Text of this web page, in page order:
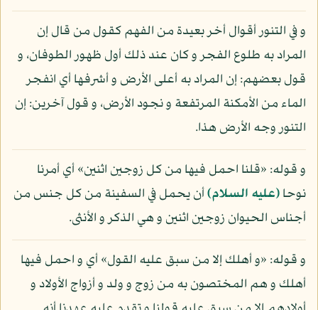
و في التنور أقوال أخر بعيدة من الفهم كقول من قال إن
المراد به طلوع الفجر و كان عند ذلك أول ظهور الطوفان، و
قول بعضهم: إن المراد به أعلى الأرض و أشرفها أي انفجر
الماء من الأمكنة المرتفعة و نجود الأرض، و قول آخرين: إن
التنور وجه الأرض هذا.
و قوله: «قلنا احمل فيها من كل زوجين اثنين» أي أمرنا
نوحا(عليه السلام)أن يحمل في السفينة من كل جنس من
أجناس الحيوان زوجين اثنين و هي الذكر و الأنثى.
و قوله: «و أهلك إلا من سبق عليه القول» أي و احمل فيها
أهلك و هم المختصون به من زوج و ولد و أزواج الأولاد و